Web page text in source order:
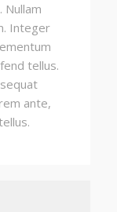
Integer
tellus.
ante,